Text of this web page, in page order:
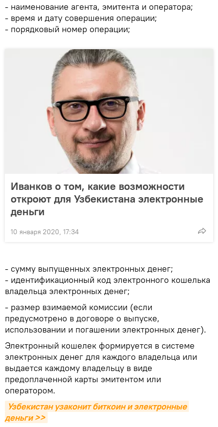
- наименование агента, эмитента и оператора;
- время и дату совершения операции;
- порядковый номер операции;
Иванков о том, какие возможности
откроют для Узбекистана электронные
деньги
10 января 2020, 17:34
- сумму выпущенных электронных денег;
- идентификационный код электронного кошелька
владельца электронных денег;
- размер взимаемой комиссии (если
предусмотрено в договоре о выпуске,
использовании и погашении электронных денег).
Электронный кошелек формируется в системе
электронных денег для каждого владельца или
выдается каждому владельцу в виде
предоплаченной карты эмитентом или
оператором.
Узбекистан узаконит биткоин и электронные
деньги >>